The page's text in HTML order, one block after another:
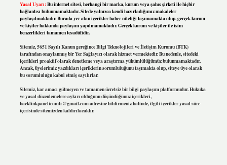
Yasal Uyarı:Bu internet sitesi, herhangi bir marka, kurum veya şahıs şirketi ile hiçbir
bağlantısı bulunmamaktadır. Sitede yalnızca kendi hazırladığımız makaleler
paylaşılmaktadır. Burada yer alan içerikler haber niteliği taşımamakta olup, gerçek kurum
ve kişiler hakkında paylaşım yapılmamaktadır. Gerçek kurum ve kişiler ile isim
benzerlikleri tamamen tesadüfidir.
Sitemiz, 5651 Sayılı Kanun gereğince Bilgi Teknolojileri ve İletişim Kurumu (BTK)
tarafından onaylanmış bir Yer Sağlayıcı olarak hizmet vermektedir. Bu nedenle, sitedeki
içerikleri proaktif olarak denetleme veya araştırma yükümlülüğümüz bulunmamaktadır.
Ancak, üyelerimiz yazdıkları içeriklerin sorumluluğunu taşımakta olup, siteye üye olarak
bu sorumluluğu kabul etmiş sayılırlar.
Sitemiz, kar amacı gütmeyen ve tamamen ücretsiz bir bilgi paylaşım platformudur. Hukuka
ve yasal düzenlemelere aykırı olduğunu düşündüğünüz içerikleri,
backlinkpanelicomtr@gmail.comadresine bildirmeniz halinde, ilgili içerikler yasal süre
içerisinde sitemizden kaldırılacaktır.